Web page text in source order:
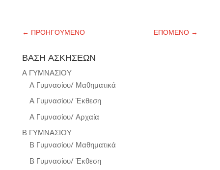
← ΠΡΟΗΓΟΥΜΕΝΟ ΕΠΟΜΕΝΟ →
ΒΑΣΗ ΑΣΚΗΣΕΩΝ
Α ΓΥΜΝΑΣΙΟΥ
Α Γυμνασίου/ Μαθηματικά
Α Γυμνασίου/ Έκθεση
Α Γυμνασίου/ Αρχαία
Β ΓΥΜΝΑΣΙΟΥ
Β Γυμνασίου/ Μαθηματικά
Β Γυμνασίου/ Έκθεση